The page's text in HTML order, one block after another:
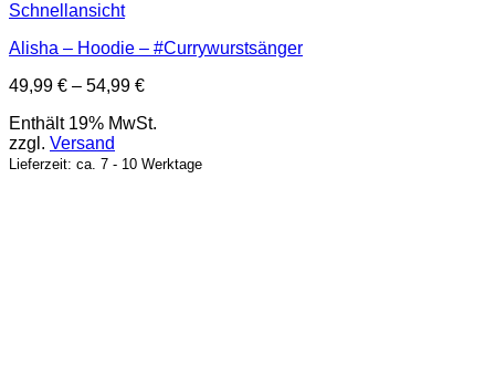
Schnellansicht
Alisha – Hoodie – #Currywurstsänger
49,99 € – 54,99 €Preisspanne:
bis
Enthält 19% MwSt.
zzgl. Versand
Lieferzeit: ca. 7 - 10 Werktage